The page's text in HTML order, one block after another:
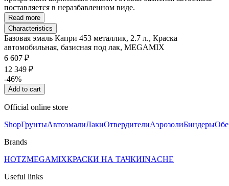
поставляется в неразбавленном виде.
Read more
Characteristics
Базовая эмаль Капри 453 металлик, 2.7 л., Краска
автомобильная, базисная под лак, MEGAMIX
6 607 ₽
12 349 ₽
-46%
Add to cart
Official online store
ShopГрунтыАвтоэмалиЛакиОтвердителиАэрозолиБиндеры
Brands
HOTZMEGAMIXКРАСКИ НА ТАЧКИINACHE
Useful links